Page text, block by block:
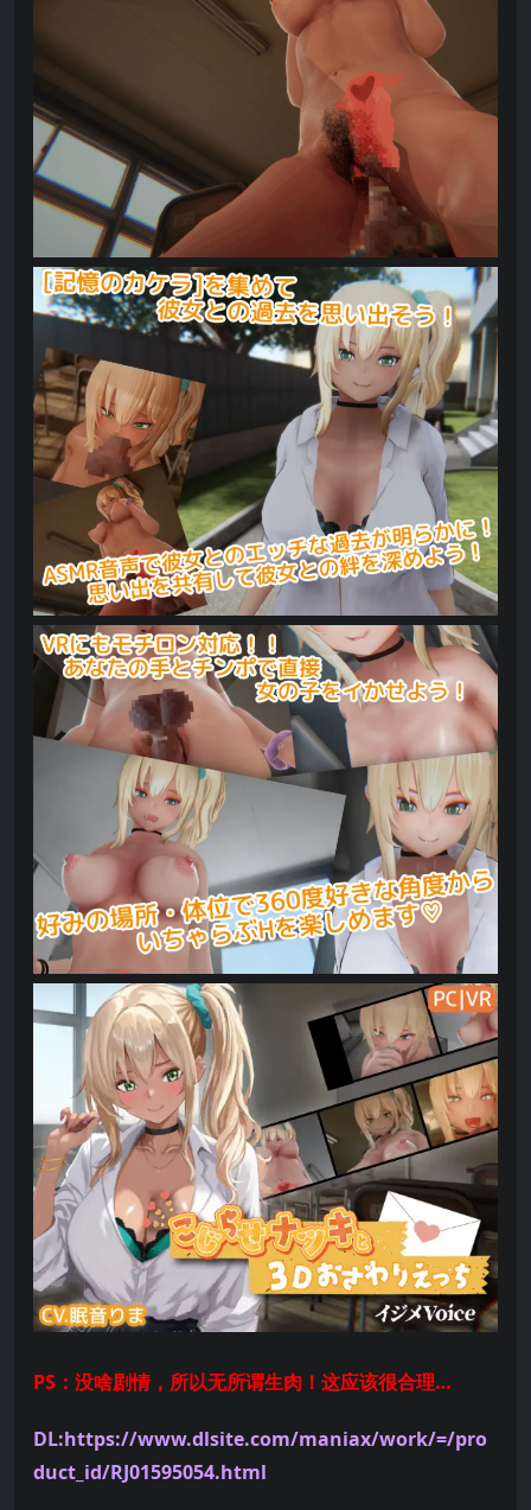
PS：没啥剧情，所以无所谓生肉！这应该很合理…
DL:https://www.dlsite.com/maniax/work/=/pro
duct_id/RJ01595054.html